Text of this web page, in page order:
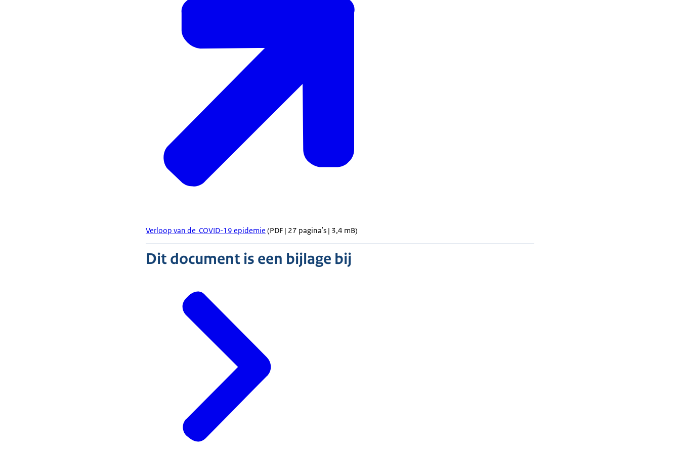
Verloop van de COVID-19 epidemie (PDF | 27 pagina's | 3,4 mB)
Dit document is een bijlage bij